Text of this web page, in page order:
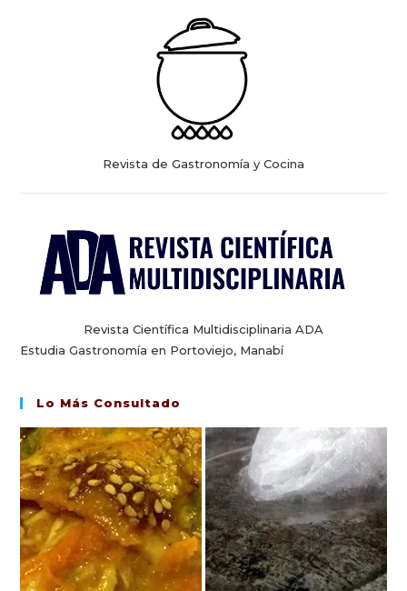
Revista de Gastronomía y Cocina
Revista Científica Multidisciplinaria ADA
Estudia Gastronomía en Portoviejo, Manabí
Lo Más Consultado